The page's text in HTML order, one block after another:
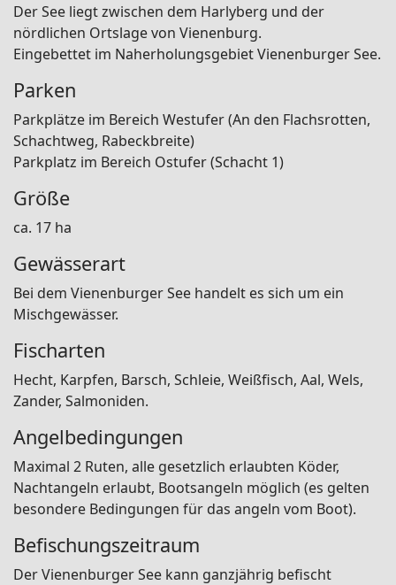
Der See liegt zwischen dem Harlyberg und der
nördlichen Ortslage von Vienenburg.
Eingebettet im Naherholungsgebiet Vienenburger See.
Parken
Parkplätze im Bereich Westufer (An den Flachsrotten,
Schachtweg, Rabeckbreite)
Parkplatz im Bereich Ostufer (Schacht 1)
Größe
ca. 17 ha
Gewässerart
Bei dem Vienenburger See handelt es sich um ein
Mischgewässer.
Fischarten
Hecht, Karpfen, Barsch, Schleie, Weißfisch, Aal, Wels,
Zander, Salmoniden.
Angelbedingungen
Maximal 2 Ruten, alle gesetzlich erlaubten Köder,
Nachtangeln erlaubt, Bootsangeln möglich (es gelten
besondere Bedingungen für das angeln vom Boot).
Befischungszeitraum
Der Vienenburger See kann ganzjährig befischt